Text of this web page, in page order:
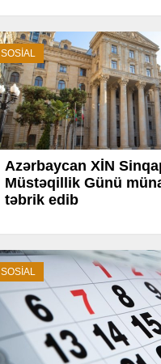
SOSİAL
Azərbaycan XİN
Müstəqillik Günü
təbrik edib
SOSİAL